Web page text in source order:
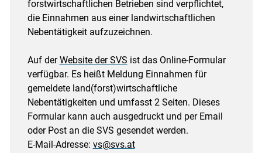
forstwirtschaftlichen Betrieben sind verpflichtet,
die Einnahmen aus einer landwirtschaftlichen
Nebentätigkeit aufzuzeichnen.
Auf derWebsite der SVS ist das Online-Formular
verfügbar. Es heißt Meldung Einnahmen für
gemeldete land(forst)wirtschaftliche
Nebentätigkeiten und umfasst 2 Seiten. Dieses
Formular kann auch ausgedruckt und per Email
oder Post an die SVS gesendet werden.
E-Mail-Adresse: vs@svs.at